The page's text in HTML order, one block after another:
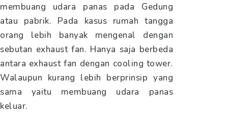
membuang udara panas pada Gedung
atau pabrik. Pada kasus rumah tangga
orang lebih banyak mengenal dengan
sebutan exhaust fan. Hanya saja berbeda
antara exhaust fan dengan cooling tower.
Walaupun kurang lebih berprinsip yang
sama yaitu membuang udara panas
keluar.